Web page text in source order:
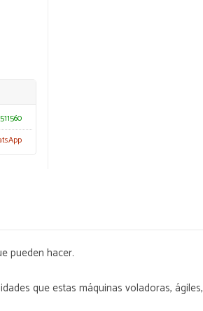
pueden hacer.
que estas máquinas voladoras, ágiles,